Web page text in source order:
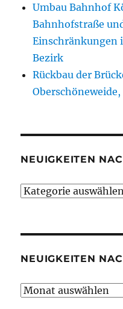
Umbau Bahnhof
Bahnhofstraße
Einschränkungen
Bezirk
Rückbau der
Oberschöneweide,
NEUIGKEITEN
Neuigkeiten
NEUIGKEITEN
Neuigkeiten